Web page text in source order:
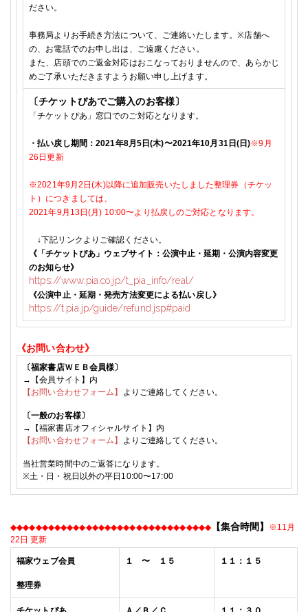
ださい。
事務局よりお手続き方法について、ご連絡いたします。※店舗へ
の、お電話でのお申し出は、ご遠慮ください。
また、店頭でのご返金対応はおこなっておりませんので、あらかじ
めご了承いただきますようお願い申し上げます。
〔チケットぴあでご購入のお客様〕
「チケットぴあ」窓口でのご対応となります。
・払い戻し期間：2021年8月5日(木)〜2021年10月31日(日)※9月
26 日更新
※2021年9月2 日(木)以降に追加販売いたしました整理券（チケッ
ト）につきましては、
2021年9月13日(月) 10:00〜より払戻しのご対応となります。
↓下記リンクよりご確認ください。
《「チケットぴあ」ウェブサイト： 公演中止・延期・公演内容変更
のお知らせ》
https://www.pia.co.jp/t_pia_info/real/
《公演中止・延期・発売方法変更による払い戻し》
https://t.pia.jp/guide/refund.jsp#paid
《お問い合わせ》
〔福家書店ＷＥＢ会員様〕
→【会員サイト】内
【お問い合わせフォーム】
よりご連絡してください。
〔一般のお客様〕
→【福家書店オフィシャルサイト】内
【お問い合わせフォーム】
よりご連絡してください。
当社営業時間中のご返答になります。
※土・日・祝日以外の平日10:00〜17:00
◆◆◆◆◆◆◆◆◆◆◆◆◆◆◆◆◆◆◆◆◆◆◆◆◆◆◆◆◆◆◆◆ 【集合時間】
※11月
22日 更新
福家ウェブ会員
整理券
１ 〜 １５ １１：１５